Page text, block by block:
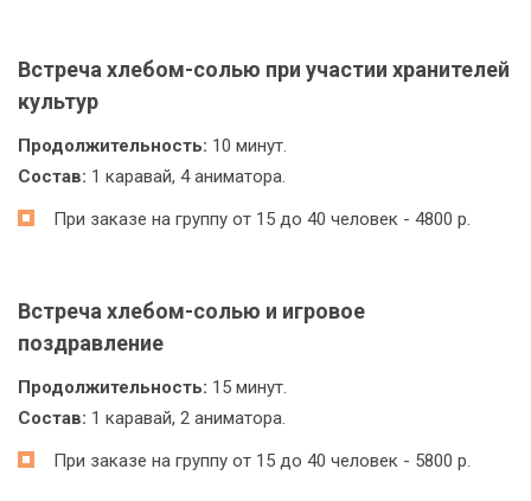
Встреча хлебом-солью при участии хранителей
культур
Продолжительность: 10 минут.
Состав: 1 каравай, 4 аниматора.
При заказе на группу от 15 до 40 человек - 4800 р.
Встреча хлебом-солью и игровое
поздравление
Продолжительность: 15 минут.
Состав: 1 каравай, 2 аниматора.
При заказе на группу от 15 до 40 человек - 5800 р.